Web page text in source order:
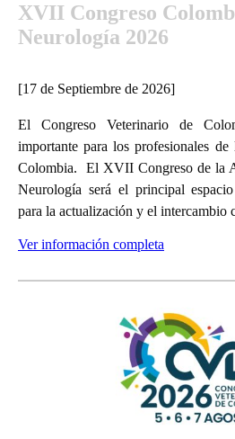
XVII Congreso
Neurología 2026
[17 de Septiembre de 2026]
El Congreso Veterinario de
importante para los profesionales
Colombia. El XVII Congreso de la
Neurología será el principal
para la actualización y el intercambio
Ver información completa